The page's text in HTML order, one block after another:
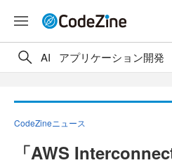
AI アプリケーション開発
CodeZineニュース
「AWS